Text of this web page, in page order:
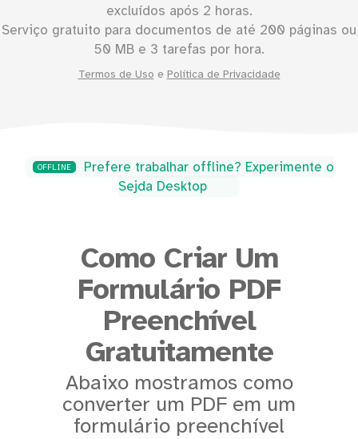
excluídos após 2 horas.
Serviço gratuito para documentos de até 200 páginas ou
50 MB e 3 tarefas por hora.
Termos de Uso e Política de Privacidade
OFFLINE
Prefere trabalhar offline? Experimente o
Sejda Desktop
Como Criar Um
Formulário PDF
Preenchível
Gratuitamente
Abaixo mostramos como
converter um PDF em um
formulário preenchível